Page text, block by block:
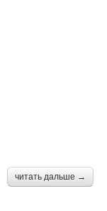
читать дальше →